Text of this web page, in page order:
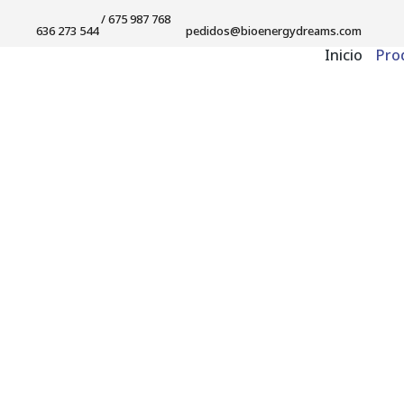
636 273 544
/ 675 987 768
pedidos@bioenergydreams.com
Inicio